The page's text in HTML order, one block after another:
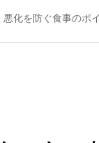
化を防ぐ食事のポ